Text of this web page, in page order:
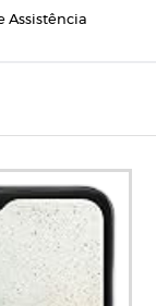
Assistência